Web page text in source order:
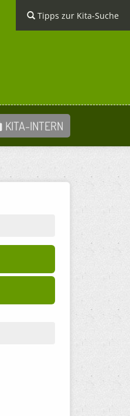
Tipps zur Kita-Suche
KITA-INTERN